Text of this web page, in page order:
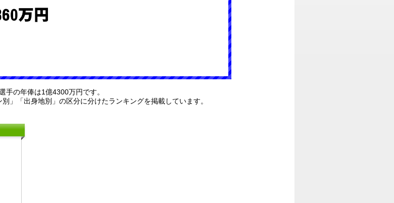
手の年俸は1億4300万円です。
」「出身地別」の区分に分けたランキングを掲載しています。